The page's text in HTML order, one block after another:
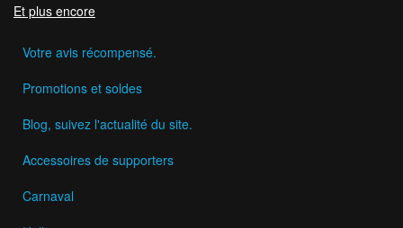
Et plus encore
Votre avis récompensé.
Promotions et soldes
Blog, suivez l'actualité du site.
Accessoires de supporters
Carnaval